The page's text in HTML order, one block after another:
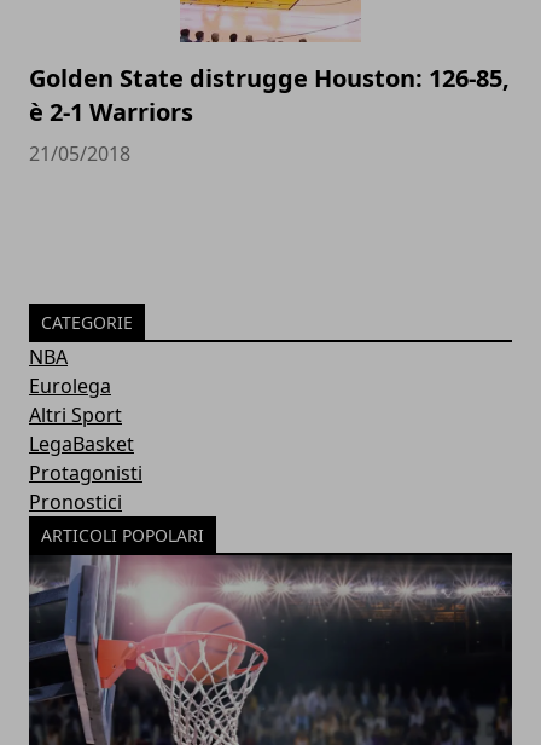
Golden State distrugge Houston: 126-85,
è 2-1 Warriors
21/05/2018
CATEGORIE
NBA
Eurolega
Altri Sport
LegaBasket
Protagonisti
Pronostici
ARTICOLI POPOLARI